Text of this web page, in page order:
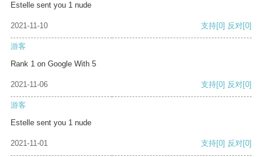
Estelle sent you 1 nude
2021-11-10 支持[0] 反对[0]
游客
Rank 1 on Google With 5
2021-11-06 支持[0] 反对[0]
游客
Estelle sent you 1 nude
2021-11-01 支持[0] 反对[0]